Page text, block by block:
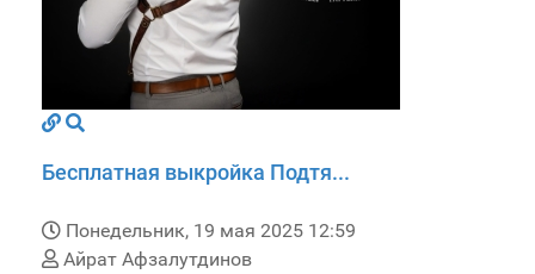
Бесплатная выкройка Подтя...
Понедельник, 19 мая 2025 12:59
Айрат Афзалутдинов